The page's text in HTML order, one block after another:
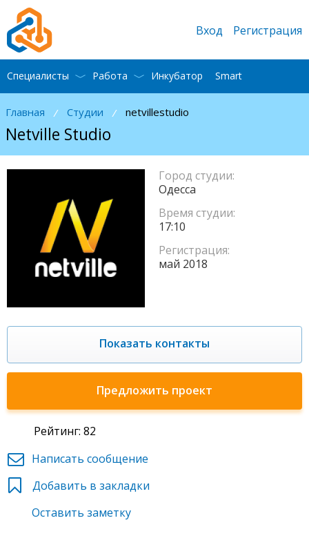
Главная / Студии / netvillestudio
Netville Studio
Город студии:
Одесса
Время студии:
17:10
Регистрация:
май 2018
Показать контакты
Предложить проект
Рейтинг: 82
Написать сообщение
Добавить в закладки
Оставить заметку
Вход Регистрация
Специалисты Работа Инкубатор Smart